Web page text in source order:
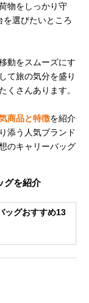
物をしっかり守
を選びたいところ
動をスムーズにす
て旅の気分を盛り
くさんあります。
商品と特徴を紹介
添う人気ブランド
のキャリーバッグ
グを紹介
ッグおすすめ13